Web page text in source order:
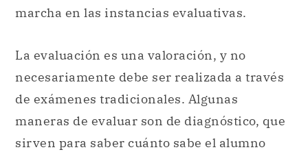
marcha en las instancias evaluativas.
La evaluación es una valoración, y no
necesariamente debe ser realizada a través
de exámenes tradicionales. Algunas
maneras de evaluar son de diagnóstico, que
sirven para saber cuánto sabe el alumno